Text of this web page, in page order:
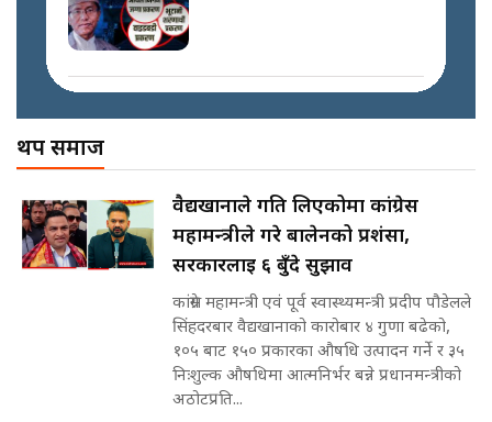
SIDHAKURA ||
|| PM BALEN ADDRESS ||
अदालतको गुनासो अब सिधै सर्वोच्चमा
|| Court Grievances Directly to
the Supreme Court ||
SIDHAKURA
मोबिलिटीमा महिलाको पहुँच विस्तार गर्दै
इनड्राइभ || SIDHAKURA ||
SIDHAKURA
पोप्पोको पासोः कमाउने लोभमा घरबार नै
उठिबास | The Dark Side of
'Poppo Live'-SIDHAKURA
INVESTIGATION
मन्त्री आउने बित्तिकै सुरु भएको थियो
घुसको डिल || Raj Kumar Gupta ||
थप समाज
वैद्यखानाले गति लिएकोमा कांग्रेस
महामन्त्रीले गरे बालेनको प्रशंसा,
सरकारलाई ६ बुँदे सुझाव
कांग्रेस महामन्त्री एवं पूर्व स्वास्थ्यमन्त्री प्रदीप पौडेलले
सिंहदरबार वैद्यखानाको कारोबार ४ गुणा बढेको,
१०५ बाट १५० प्रकारका औषधि उत्पादन गर्ने र ३५
निःशुल्क औषधिमा आत्मनिर्भर बन्ने प्रधानमन्त्रीको
अठोटप्रति...